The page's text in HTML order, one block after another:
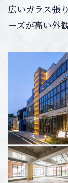
広いガラス張
ーズが高い外観